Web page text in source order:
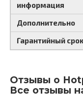
информация
Дополнительно
Гарантийный срок
Отзывы о
Все отзывы